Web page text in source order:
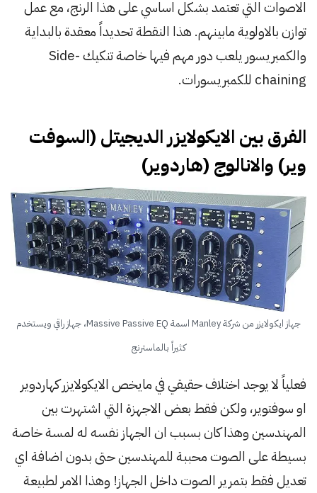
الاصوات التي تعتمد بشكل اساسي على هذا الرنج، مع عمل
توازن بالاولوية مابينهم. هذا النقطة تحديداً معقدة بالبداية
والكمبريسور يلعب دور مهم فيها خاصة تنكيك Side-
chaining للكمبريسورات.
الفرق بين الايكولايزر الديجيتل (السوفت
وير) والانالوج (هاردوير)
جهاز ايكولايزر من شركة Manley اسمة Massive Passive EQ، جهاز راقي ويستخدم
كثيراً بالماسترنج
فعلياً لا يوجد اختلاف حقيقي في مايخص الايكولايزر كهاردوير
او سوفتوير، ولكن فقط بعض الاجهزة التي اشتهرت بين
المهندسين وهذا كان بسبب ان الجهاز نفسه له لمسة خاصة
بسيطة على الصوت محببة للمهندسين حتى بدون اضافة اي
تعديل فقط بتمرير الصوت داخل الجهاز! وهذا الامر لطبيعة